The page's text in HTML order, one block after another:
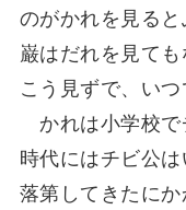
のがかれを見る
巌はだれを見て
こう見ずで、いつ
かれは小学校で
時代にはチビ公
落第してきたに